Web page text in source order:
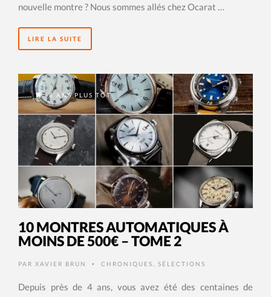
nouvelle montre ? Nous sommes allés chez Ocarat …
LIRE LA SUITE
8 ANS PLUS TÔT
10 MONTRES AUTOMATIQUES À
MOINS DE 500€ – TOME 2
PAR XAVIER BRUN • CHRONIQUES SÉLECTIONS
Depuis près de 4 ans, vous avez été des centaines de